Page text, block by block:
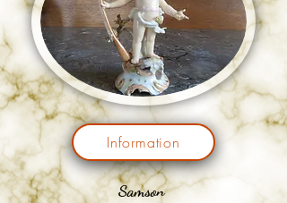
Information
Samson